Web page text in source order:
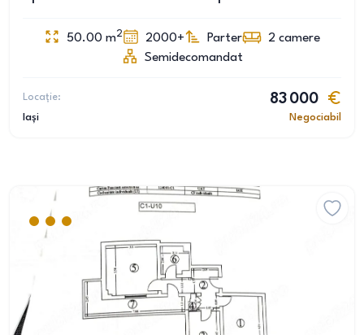
50.00 m2 2000+ Parter 2 camere
Semidecomandat
Locație:
Iași
83 000
Negociabil